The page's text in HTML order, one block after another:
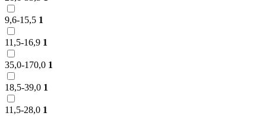
9,6-15,5 1
11,5-16,9 1
35,0-170,0 1
18,5-39,0 1
11,5-28,0 1